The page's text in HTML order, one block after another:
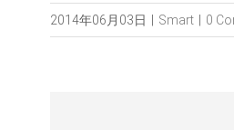
2014年06月03日 Smart 0